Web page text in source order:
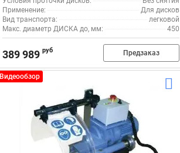
Применение:
Для дисков
Вид транспорта:
легковой
Макс. диаметр ДИСКА до, мм:
450
389 989 руб Предзаказ
Видеообзор